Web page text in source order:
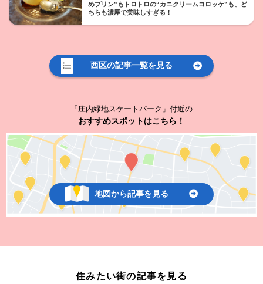
めプリン”もトロトロの“カニクリームコロッケ”も、ど
ちらも濃厚で美味しすぎる！
西区の記事一覧を見る
「庄内緑地スケートパーク」付近の
おすすめスポットはこちら！
地図から記事を見る
住みたい街の記事を見る